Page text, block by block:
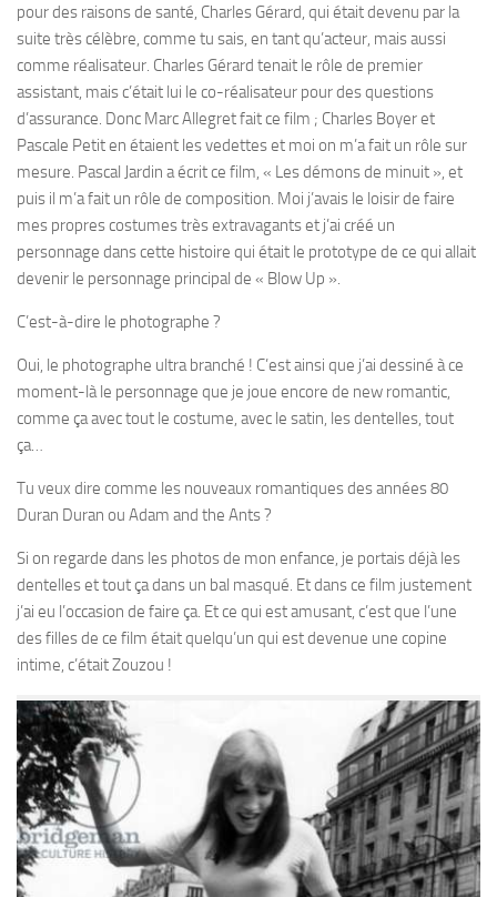
pour des raisons de santé, Charles Gérard, qui était devenu par la
suite très célèbre, comme tu sais, en tant qu’acteur, mais aussi
comme réalisateur. Charles Gérard tenait le rôle de premier
assistant, mais c’était lui le co-réalisateur pour des questions
d’assurance. Donc Marc Allegret fait ce film ; Charles Boyer et
Pascale Petit en étaient les vedettes et moi on m’a fait un rôle sur
mesure. Pascal Jardin a écrit ce film, « Les démons de minuit », et
puis il m’a fait un rôle de composition. Moi j’avais le loisir de faire
mes propres costumes très extravagants et j’ai créé un
personnage dans cette histoire qui était le prototype de ce qui allait
devenir le personnage principal de « Blow Up ».
C’est-à-dire le photographe ?
Oui, le photographe ultra branché ! C’est ainsi que j’ai dessiné à ce
moment-là le personnage que je joue encore de new romantic,
comme ça avec tout le costume, avec le satin, les dentelles, tout
ça…
Tu veux dire comme les nouveaux romantiques des années 80
Duran Duran ou Adam and the Ants ?
Si on regarde dans les photos de mon enfance, je portais déjà les
dentelles et tout ça dans un bal masqué. Et dans ce film justement
j’ai eu l’occasion de faire ça. Et ce qui est amusant, c’est que l’une
des filles de ce film était quelqu’un qui est devenue une copine
intime, c’était Zouzou !